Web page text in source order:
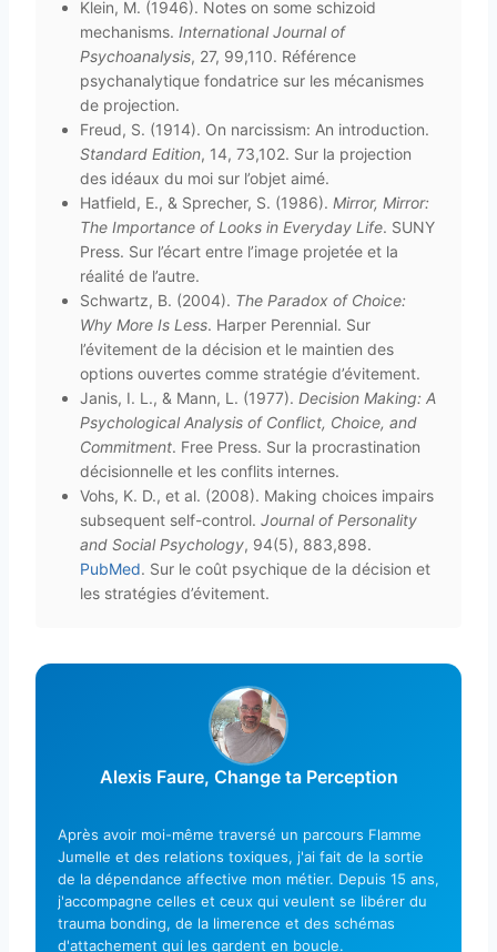
Klein, M. (1946). Notes on some schizoid
mechanisms. International Journal of
Psychoanalysis, 27, 99,110. Référence
psychanalytique fondatrice sur les mécanismes
de projection.
Freud, S. (1914). On narcissism: An introduction.
Standard Edition, 14, 73,102. Sur la projection
des idéaux du moi sur l’objet aimé.
Hatfield, E., & Sprecher, S. (1986). Mirror, Mirror:
The Importance of Looks in Everyday Life. SUNY
Press. Sur l’écart entre l’image projetée et la
réalité de l’autre.
Schwartz, B. (2004). The Paradox of Choice:
Why More Is Less. Harper Perennial. Sur
l’évitement de la décision et le maintien des
options ouvertes comme stratégie d’évitement.
Janis, I. L., & Mann, L. (1977). Decision Making: A
Psychological Analysis of Conflict, Choice, and
Commitment. Free Press. Sur la procrastination
décisionnelle et les conflits internes.
Vohs, K. D., et al. (2008). Making choices impairs
subsequent self-control. Journal of Personality
and Social Psychology, 94(5), 883,898.
PubMed. Sur le coût psychique de la décision et
les stratégies d’évitement.
Alexis Faure, Change ta Perception
Après avoir moi-même traversé un parcours Flamme
Jumelle et des relations toxiques, j'ai fait de la sortie
de la dépendance affective mon métier. Depuis 15 ans,
j'accompagne celles et ceux qui veulent se libérer du
trauma bonding, de la limerence et des schémas
d'attachement qui les gardent en boucle.